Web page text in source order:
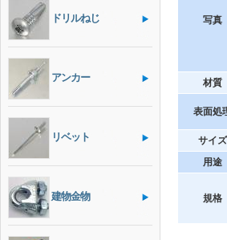
ドリルねじ
アンカー
リベット
建物金物
写真
材質
表面処
サイズ
用途
規格